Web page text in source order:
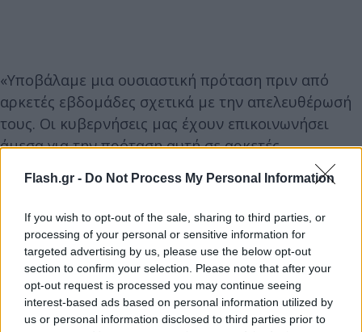
Flash.gr - Do Not Process My Personal Information
If you wish to opt-out of the sale, sharing to third parties, or
processing of your personal or sensitive information for
targeted advertising by us, please use the below opt-out
section to confirm your selection. Please note that after your
opt-out request is processed you may continue seeing
interest-based ads based on personal information utilized by
us or personal information disclosed to third parties prior to
«Υποβάλαμε μια ουσιαστική πρόταση πριν από
αρκετές εβδομάδες σχετικά με την απελευθέρωσή
τους. Οι κυβερνήσεις μας έχουν επικοινωνήσει
άμεσα για την πρόταση αυτή σε αρκετές
περιπτώσεις. Σε αυτή τη συζήτηση θα συνεχίσω
προσωπικά να συζητώ το θέμα αυτό, ελπίζοντας
ότι θα έρθουμε πιο κοντά σε μια λύση», δήλωσε ο
Μπλίνκεν.
«Θα αναφερθώ επίσης στην προκαταρκτική
συμφωνία εξαγωγής σιτηρών που έκαναν την
περασμένη εβδομάδα η Ουκρανία, η Ρωσία, η